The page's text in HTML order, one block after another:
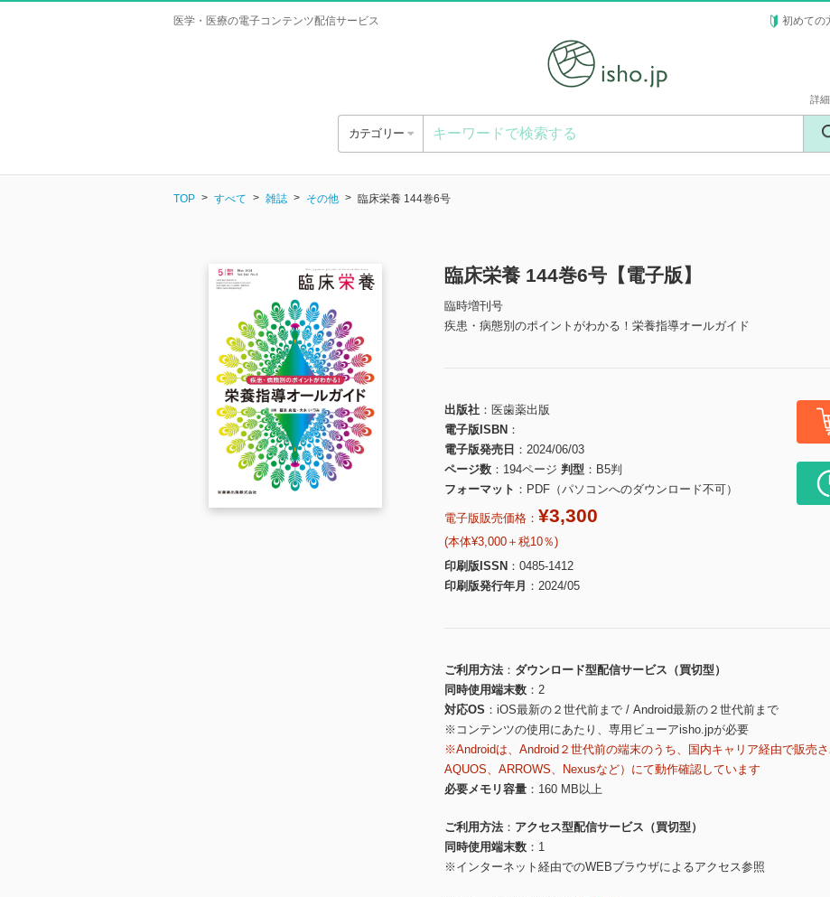
医学・医療の電子コンテンツ配信サービス 初めての
カテゴリー
詳
TOP すべて 雑誌 その他 臨床栄養 144巻6号
臨床栄養 144巻6号【電子版】
臨時増刊号
疾患・病態別のポイントがわかる！栄養指導オールガイド
出版社
医歯薬出版
電子版ISBN
電子版発売日
2024/06/03
ページ数
194ページ 判型
B5判
フォーマット
PDF（パソコンへのダウンロード不可）
電子版販売価格： ¥3,300
(本体¥3,000＋税10％)
印刷版ISSN
0485-1412
印刷版発行年月
2024/05
ご利用方法
ダウンロード型配信サービス（買切型）
同時使用端末数
2
対応OS
iOS最新の２世代前まで / Android最新の２世代前まで
※コンテンツの使用にあたり、専用ビューアisho.jpが必要
※Androidは、Android２世代前の端末のうち、国内キャリア経由で販売
AQUOS、ARROWS、Nexusなど）にて動作確認しています
必要メモリ容量
160 MB以上
ご利用方法
アクセス型配信サービス（買切型）
同時使用端末数
1
※インターネット経由でのWEBブラウザによるアクセス参照